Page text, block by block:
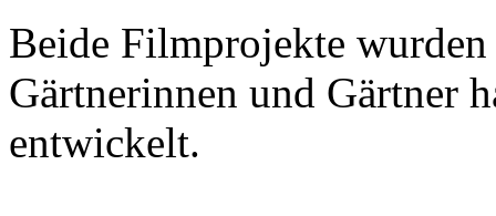
Beide Filmprojekte
Gärtnerinnen und Gärtner
entwickelt.